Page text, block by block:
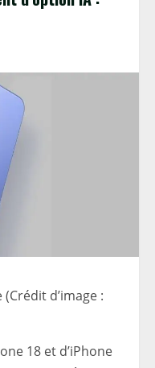
d’image :
18 et d’iPhone